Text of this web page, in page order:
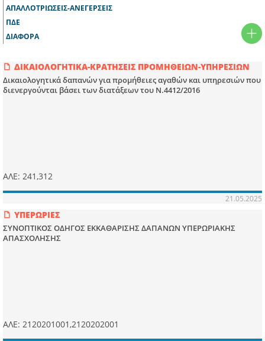
ΔΙΚΑΙΟΛΟΓΗΤΙΚΑ-ΚΡΑΤΗΣΕΙΣ ΠΡΟΜΗΘΕΙΩΝ-ΥΠΗΡΕΣΙΩΝ
Δικαιολογητικά δαπανών για προμήθειες αγαθών και υπηρεσιών που
διενεργούνται βάσει των διατάξεων του Ν.4412/2016
ΑΛΕ: 241,312
21.05.2025
ΥΠΕΡΩΡΙΕΣ
ΣΥΝΟΠΤΙΚΟΣ ΟΔΗΓΟΣ ΕΚΚΑΘΑΡΙΣΗΣ ΔΑΠΑΝΩΝ ΥΠΕΡΩΡΙΑΚΗΣ
ΑΠΑΣΧΟΛΗΣΗΣ
ΑΛΕ: 2120201001,2120202001
ΑΠAΛΛΟΤΡΙΩΣΕΙΣ-ΑΝΕΓΕΡΣΕΙΣ
ΠΔΕ
ΔΙΑΦΟΡΑ